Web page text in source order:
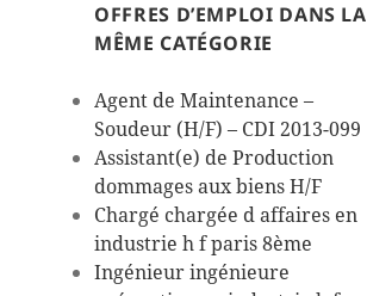
OFFRES D’EMPLOI DANS LA
MÊME CATÉGORIE
Agent de Maintenance –
Soudeur (H/F) – CDI 2013-099
Assistant(e) de Production
dommages aux biens H/F
Chargé chargée d affaires en
industrie h f paris 8ème
Ingénieur ingénieure